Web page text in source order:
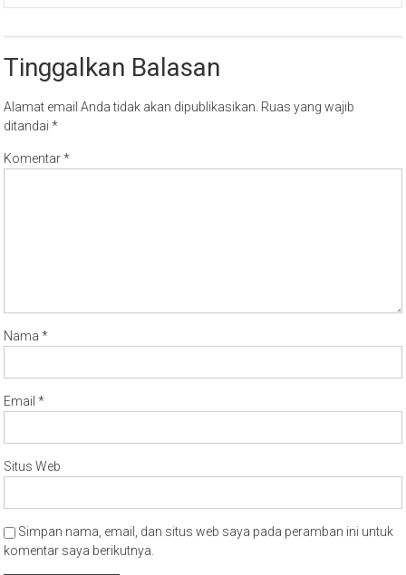
Tinggalkan Balasan
Alamat email Anda tidak akan dipublikasikan. Ruas yang wajib
ditandai*
Komentar*
Nama*
Email*
Situs Web
Simpan nama, email, dan situs web saya pada peramban ini untuk
komentar saya berikutnya.